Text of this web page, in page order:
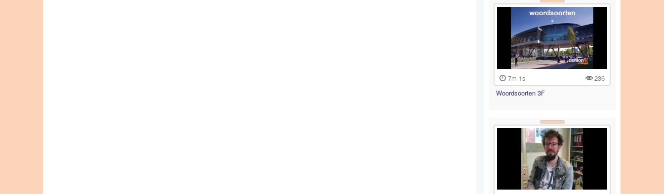
7m 1s
236
Woordsoorten 3F